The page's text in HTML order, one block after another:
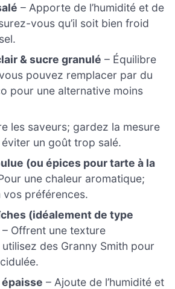
– Apporte de l’humidité et de
vous qu’il soit bien froid
& sucre granulé – Équilibre
pouvez remplacer par du
pour une alternative moins
les saveurs; gardez la mesure
un goût trop salé.
(ou épices pour tarte à la
une chaleur aromatique;
vos préférences.
(idéalement de type
– Offrent une texture
des Granny Smith pour
– Ajoute de l’humidité et